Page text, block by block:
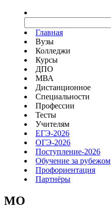
Главная
Вузы
Колледжи
Курсы
ДПО
МВА
Дистанционное
Специальности
Профессии
Тесты
Учителям
ЕГЭ-2026
ОГЭ-2026
Поступление-2026
Обучение за рубежом
Профориентация
Партнёры
MO